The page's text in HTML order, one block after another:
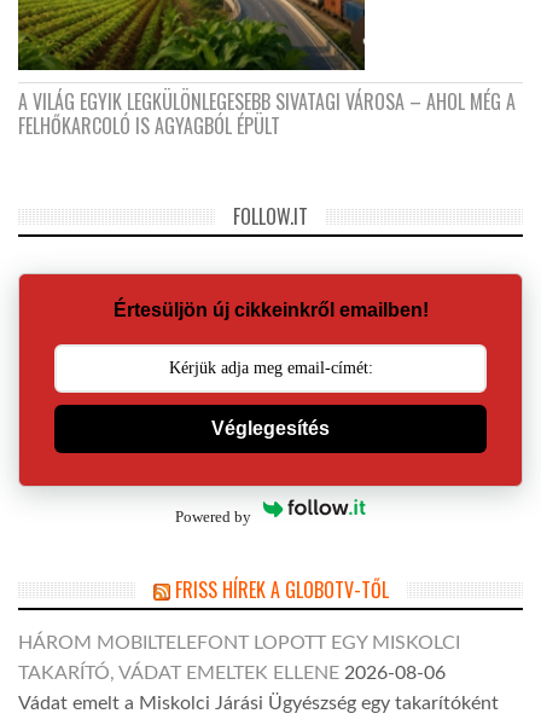
A VILÁG EGYIK LEGKÜLÖNLEGESEBB SIVATAGI VÁROSA – AHOL MÉG A
FELHŐKARCOLÓ IS AGYAGBÓL ÉPÜLT
FOLLOW.IT
Értesüljön új cikkeinkről emailben!
Véglegesítés
Powered by
FRISS HÍREK A GLOBOTV-TŐL
HÁROM MOBILTELEFONT LOPOTT EGY MISKOLCI
TAKARÍTÓ, VÁDAT EMELTEK ELLENE 2026-08-06
Vádat emelt a Miskolci Járási Ügyészség egy takarítóként